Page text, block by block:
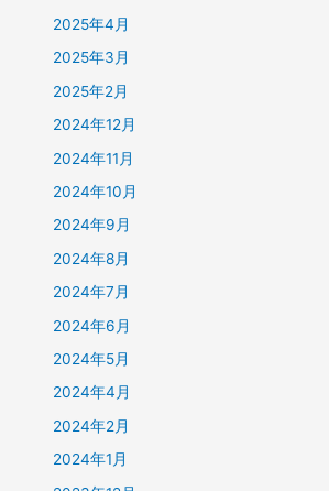
2025年4月
2025年3月
2025年2月
2024年12月
2024年11月
2024年10月
2024年9月
2024年8月
2024年7月
2024年6月
2024年5月
2024年4月
2024年2月
2024年1月